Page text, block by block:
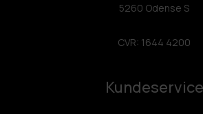
5260 Odense S
CVR: 1644 4200
Kundeservice